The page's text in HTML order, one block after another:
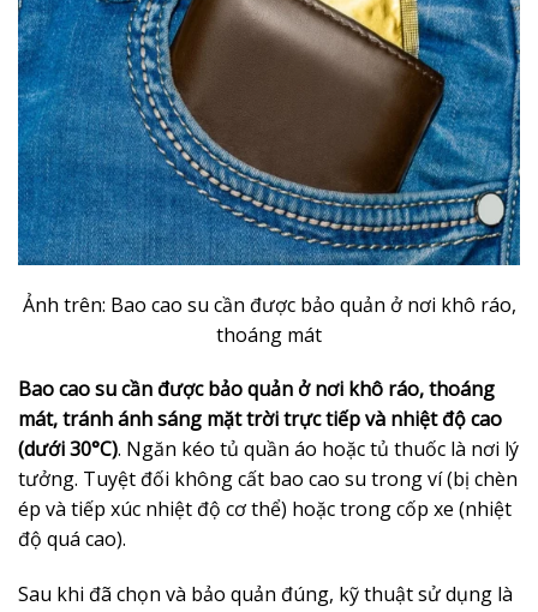
Ảnh trên: Bao cao su cần được bảo quản ở nơi khô ráo,
thoáng mát
Bao cao su cần được bảo quản ở nơi khô ráo, thoáng
mát, tránh ánh sáng mặt trời trực tiếp và nhiệt độ cao
(dưới 30°C). Ngăn kéo tủ quần áo hoặc tủ thuốc là nơi lý
tưởng. Tuyệt đối không cất bao cao su trong ví (bị chèn
ép và tiếp xúc nhiệt độ cơ thể) hoặc trong cốp xe (nhiệt
độ quá cao).
Sau khi đã chọn và bảo quản đúng, kỹ thuật sử dụng là